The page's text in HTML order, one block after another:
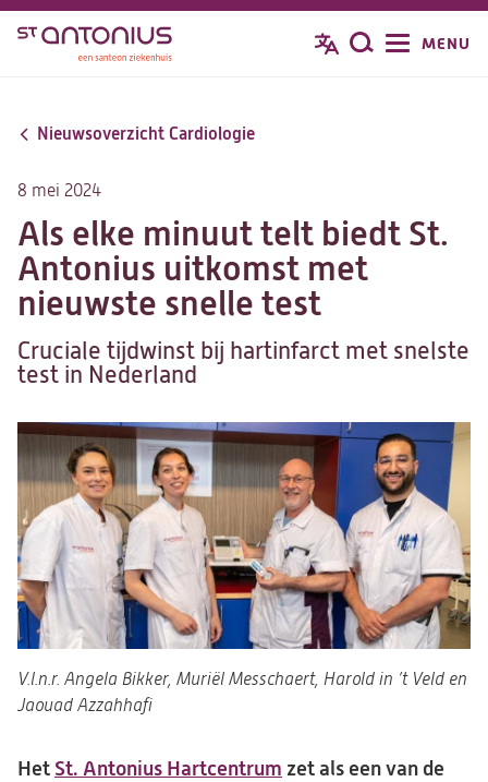
Overslaan
inhoud
Zoeken
MENU
Nieuwsoverzicht Cardiologie
8 mei 2024
Als elke minuut telt biedt St.
Antonius uitkomst met
nieuwste snelle test
Cruciale tijdwinst bij hartinfarct met snelste
test in Nederland
V.l.n.r. Angela Bikker, Muriël Messchaert, Harold in ’t Veld en
Jaouad Azzahhafi
Het St. Antonius Hartcentrum zet als een van de